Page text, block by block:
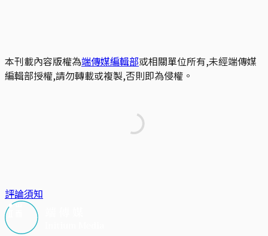
本刊載內容版權為端傳媒編輯部或相關單位所有,未經端傳媒
編輯部授權,請勿轉載或複製,否則即為侵權。
評論須知